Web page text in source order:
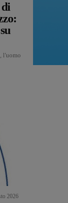
di
l'uomo
2026